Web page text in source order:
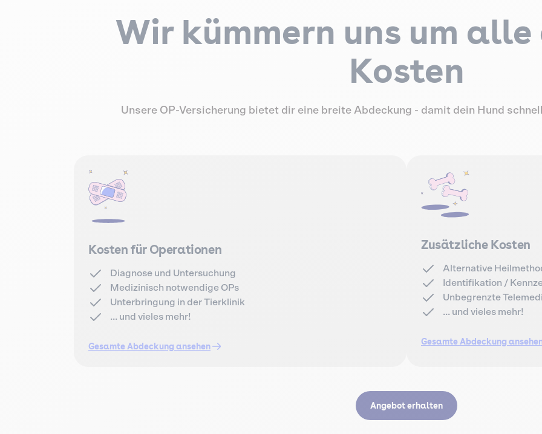
Wir kümmern uns um alle
Kosten
Unsere OP-Versicherung bietet dir eine breite Abdeckung - damit dein Hund
Kosten für Operationen
Diagnose und Untersuchung
Medizinisch notwendige OPs
Unterbringung in der Tierklinik
... und vieles mehr!
Gesamte Abdeckung ansehen
Zusätzliche Kosten
Alternative
Identifikation /
Unbegrenzte
... und vieles mehr!
Gesamte Abdeckung
Angebot erhalten